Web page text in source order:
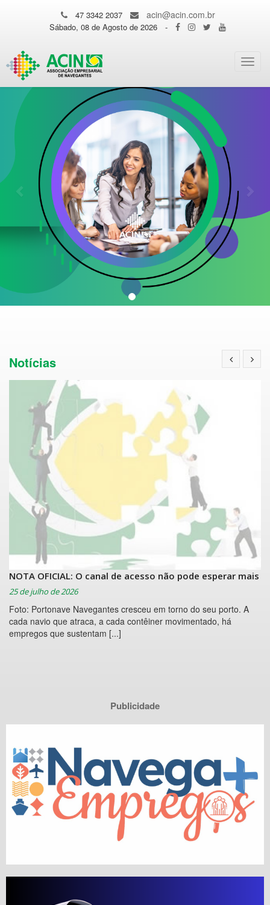
47 3342 2037 acin@acin.com.br
Sábado, 08 de Agosto de 2026 -
Previous
Notícias
NOTA OFICIAL: O canal de acesso não pode esperar mais
25 de julho de 2026
Foto: Portonave Navegantes cresceu em torno do seu porto. A
cada navio que atraca, a cada contêiner movimentado, há
empregos que sustentam [...]
Publicidade